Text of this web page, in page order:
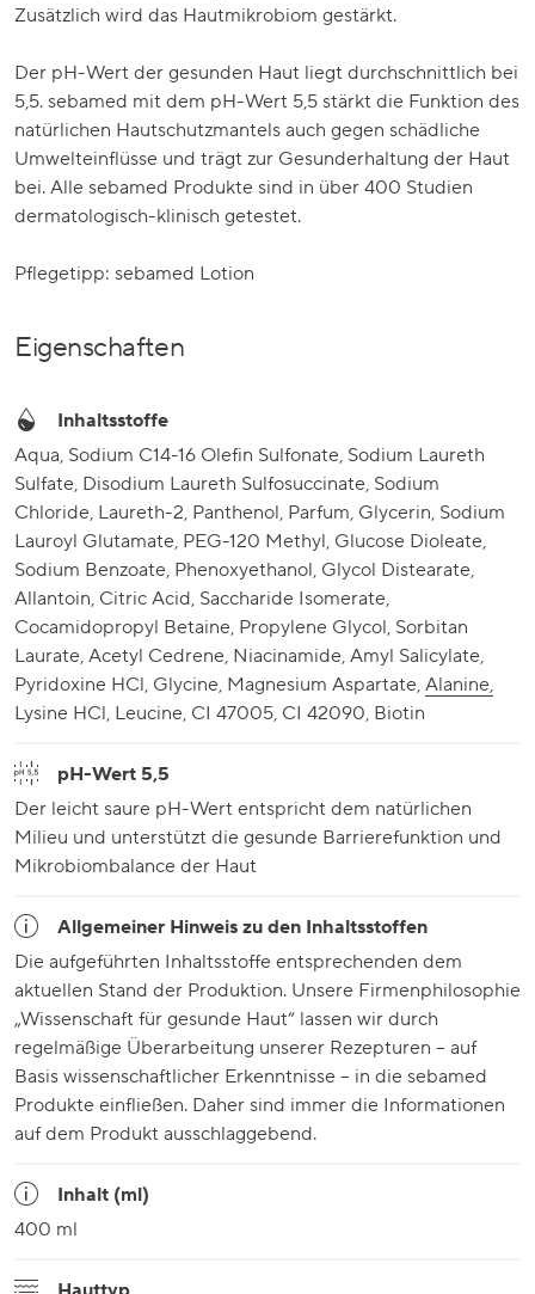
Zusätzlich wird das Hautmikrobiom gestärkt.
Der pH-Wert der gesunden Haut liegt durchschnittlich bei
5,5. sebamed mit dem pH-Wert 5,5 stärkt die Funktion des
natürlichen Hautschutzmantels auch gegen schädliche
Umwelteinflüsse und trägt zur Gesunderhaltung der Haut
bei. Alle sebamed Produkte sind in über 400 Studien
dermatologisch-klinisch getestet.
Pflegetipp: sebamed Lotion
Eigenschaften
Inhaltsstoffe
Aqua, Sodium C14-16 Olefin Sulfonate, Sodium Laureth Sulfate, Disodium Laureth Sulfosuccinate, Sodium Chloride, Laureth-2, Panthenol, Parfum, Glycerin, Sodium Lauroyl Glutamate, PEG-120 Methyl, Glucose Dioleate, Sodium Benzoate, Phenoxyethanol, Glycol Distearate,
Alanine,
Lysine HCl, Leucine, CI 47005, CI 42090, Biotin
pH-Wert 5,5
Der leicht saure pH-Wert entspricht dem natürlichen
Milieu und unterstützt die gesunde Barrierefunktion und
Mikrobiombalance der Haut
Allgemeiner Hinweis zu den Inhaltsstoffen
Die aufgeführten Inhaltsstoffe entsprechenden dem
aktuellen Stand der Produktion. Unsere Firmenphilosophie
„Wissenschaft für gesunde Haut“ lassen wir durch
regelmäßige Überarbeitung unserer Rezepturen – auf
Basis wissenschaftlicher Erkenntnisse – in die sebamed
Produkte einfließen. Daher sind immer die Informationen
auf dem Produkt ausschlaggebend.
Inhalt (ml)
400 ml